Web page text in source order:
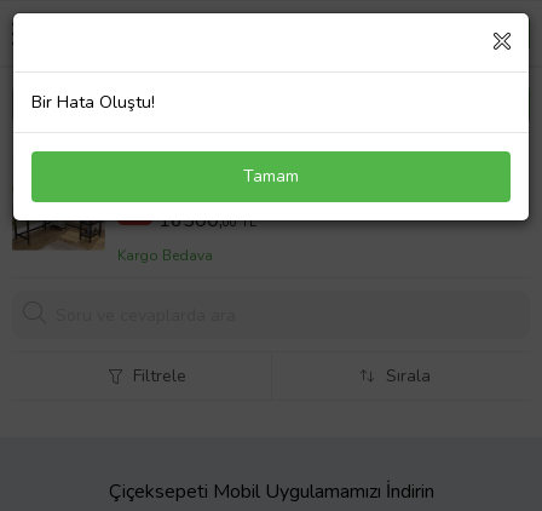
Zizuva Tasarım L Model Çizim Ve Bilgisayar Masası
%15 19500,00 TL
16500,00 TL
Kargo Bedava
Filtrele Sırala
Çiçeksepeti Mobil Uygulamamızı İndirin
Bir Hata Oluştu!
Tamam